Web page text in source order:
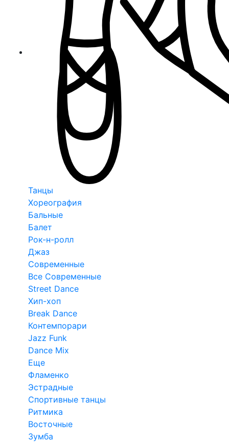
Танцы
Хореография
Бальные
Балет
Рок-н-ролл
Джаз
Современные
Все Современные
Street Dance
Хип-хоп
Break Dance
Контемпорари
Jazz Funk
Dance Mix
Еще
Фламенко
Эстрадные
Спортивные танцы
Ритмика
Восточные
Зумба